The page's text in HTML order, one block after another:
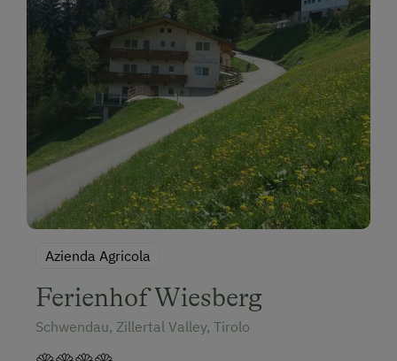
Azienda Agricola
Ferienhof Wiesberg
Schwendau, Zillertal Valley, Tirolo